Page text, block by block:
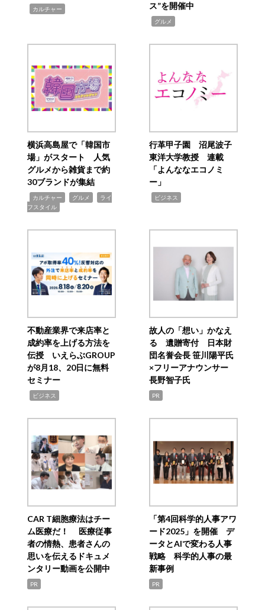
カルチャー ス”を開催中
グルメ
横浜高島屋で「韓国市
場」がスタート 人気
グルメから雑貨まで約
30ブランドが集結
カルチャー グルメ
ライ
フスタイル
行革甲子園 沼尾波子
東洋大学教授 連載
「よんななエコノミ
ー」
ビジネス
不動産業界で来店率と
成約率を上げる方法を
伝授 いえらぶGROUP
が8月18、20日に無料
セミナー
ビジネス
故人の「想い」かなえ
る 遺贈寄付 日本財
団名誉会長 笹川陽平氏
×フリーアナウンサー
長野智子氏
PR
CAR T細胞療法はチー
ム医療だ！ 医療従事
者の情熱、患者さんの
思いを伝えるドキュメ
ンタリー動画を公開中
PR
「第4回科学的人事アワ
ード2025」を開催 デ
ータとAIで変わる人事
戦略 科学的人事の最
新事例
PR